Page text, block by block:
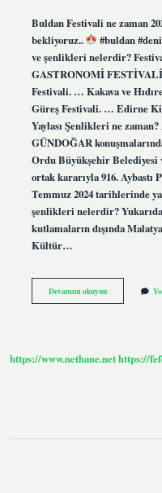
Buldan Festivali ne zaman
bekliyoruz..
#buldan
ve şenlikleri nelerdir?
GASTRONOMİ
Festivali. … Kakava ve
Güreş Festivali. … Edirne
Yaylası Şenlikleri ne
GÜNDOĞAR
Ordu Büyükşehir Belediyesi
ortak kararıyla 916. Aybastı
Temmuz 2024 tarihlerinde
şenlikleri nelerdir?
kutlamaların dışında
Kültür…
Devamını okuyunBeydağı
Şenlikleri
https://www.nethane.nethttps://